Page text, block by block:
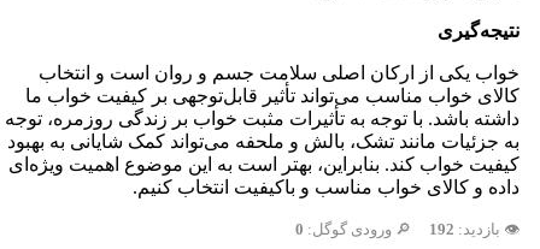
نتیجه‌گیری
خواب یکی از ارکان اصلی سلامت جسم و روان است و انتخاب
کالای خواب مناسب می‌تواند تأثیر قابل‌توجهی بر کیفیت خواب ما
داشته باشد. با توجه به تأثیرات مثبت خواب بر زندگی روزمره، توجه
به جزئیات مانند تشک، بالش و ملحفه می‌تواند کمک شایانی به بهبود
کیفیت خواب کند. بنابراین، بهتر است به این موضوع اهمیت ویژه‌ای
داده و کالای خواب مناسب و باکیفیت انتخاب کنیم.
👁️ بازدید: 192 🔎 ورودی گوگل: 0